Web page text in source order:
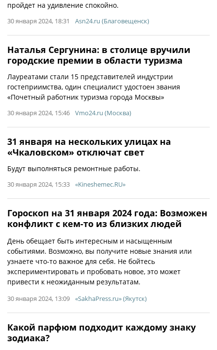
пройдет на удивление спокойно.
30 января 2024, 18:31 Asn24.ru (Благовещенск)
Наталья Сергунина: в столице вручили
городские премии в области туризма
Лауреатами стали 15 представителей индустрии
гостеприимства, один специалист удостоен звания
«Почетный работник туризма города Москвы»
30 января 2024, 15:46 Vmo24.ru (Москва)
31 января на нескольких улицах на
«Чкаловском» отключат свет
Будут выполняться ремонтные работы.
30 января 2024, 15:33 «Kineshemec.RU»
Гороскоп на 31 января 2024 года: Возможен
конфликт с кем-то из близких людей
День обещает быть интересным и насыщенным
событиями. Возможно, вы получите новые знания или
узнаете что-то важное для себя. Не бойтесь
экспериментировать и пробовать новое, это может
привести к неожиданным результатам.
30 января 2024, 13:09 «SakhaPress.ru» (Якутск)
Какой парфюм подходит каждому знаку
зодиака?